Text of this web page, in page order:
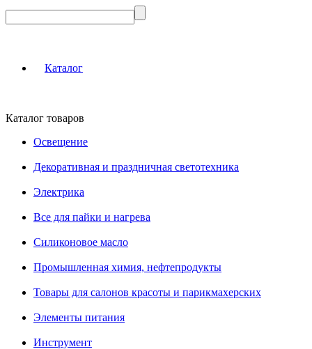
Каталог
Каталог товаров
Освещение
Декоративная и праздничная светотехника
Электрика
Все для пайки и нагрева
Силиконовое масло
Промышленная химия, нефтепродукты
Товары для салонов красоты и парикмахерских
Элементы питания
Инструмент